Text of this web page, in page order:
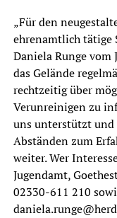
„Für den
ehrenamtlich tätige
Daniela Runge
das Gelände
rechtzeitig über
Verunreinigen zu
uns unterstützt
Abständen zum
weiter. Wer
Jugendamt,
02330-611 210